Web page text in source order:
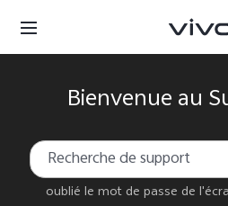
Bienvenue au
oublié le mot de passe de